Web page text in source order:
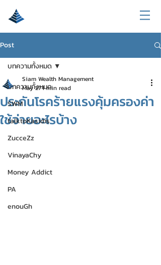
Post
บทความทั้งหมด
SWM
talktoKasidis
ZucceZz
VinayaChy
Money Addict
PA
enouGh
บทความทั้งหมด
ประกันโรคร้ายแรงคุ้มครองค่า
ใช้จ่ายอะไรบ้าง
Siam Wealth Management
May 271 min read